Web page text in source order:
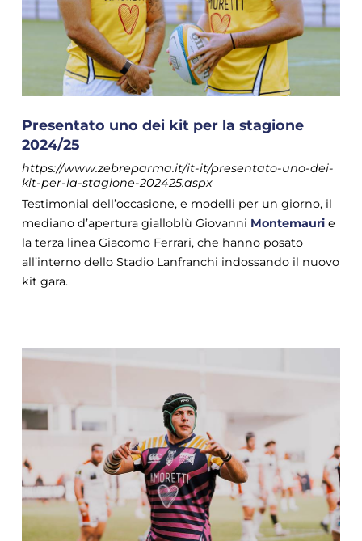
Presentato uno dei kit per la stagione
2024/25
https://www.zebreparma.it/it-it/presentato-uno-dei-
kit-per-la-stagione-202425.aspx
Testimonial dell’occasione, e modelli per un giorno, il
mediano d’apertura gialloblù Giovanni Montemaurie
la terza linea Giacomo Ferrari, che hanno posato
all’interno dello Stadio Lanfranchi indossando il nuovo
kit gara.